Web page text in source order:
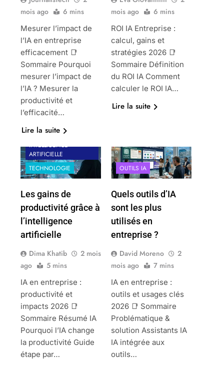
mois ago
6 mins
Mesurer l’impact de
l’IA en entreprise
efficacement 📑
Sommaire Pourquoi
mesurer l’impact de
l’IA ? Mesurer la
productivité et
l’efficacité…
Lire la suite
mois ago
6 mins
ROI IA Entreprise :
calcul, gains et
stratégies 2026 📑
Sommaire Définition
du ROI IA Comment
calculer le ROI IA…
Lire la suite
INTELLIGENCE
ARTIFICIELLE
TECHNOLOGIE
Les gains de
productivité grâce à
l’intelligence
artificielle
Dima Khatib
2 mois
ago
5 mins
IA en entreprise :
productivité et
impacts 2026 📑
Sommaire Résumé IA
Pourquoi l’IA change
la productivité Guide
étape par…
OUTILS IA
Quels outils d’IA
sont les plus
utilisés en
entreprise ?
David Moreno
2
mois ago
7 mins
IA en entreprise :
outils et usages clés
2026 📑 Sommaire
Problématique &
solution Assistants IA
IA intégrée aux
outils…